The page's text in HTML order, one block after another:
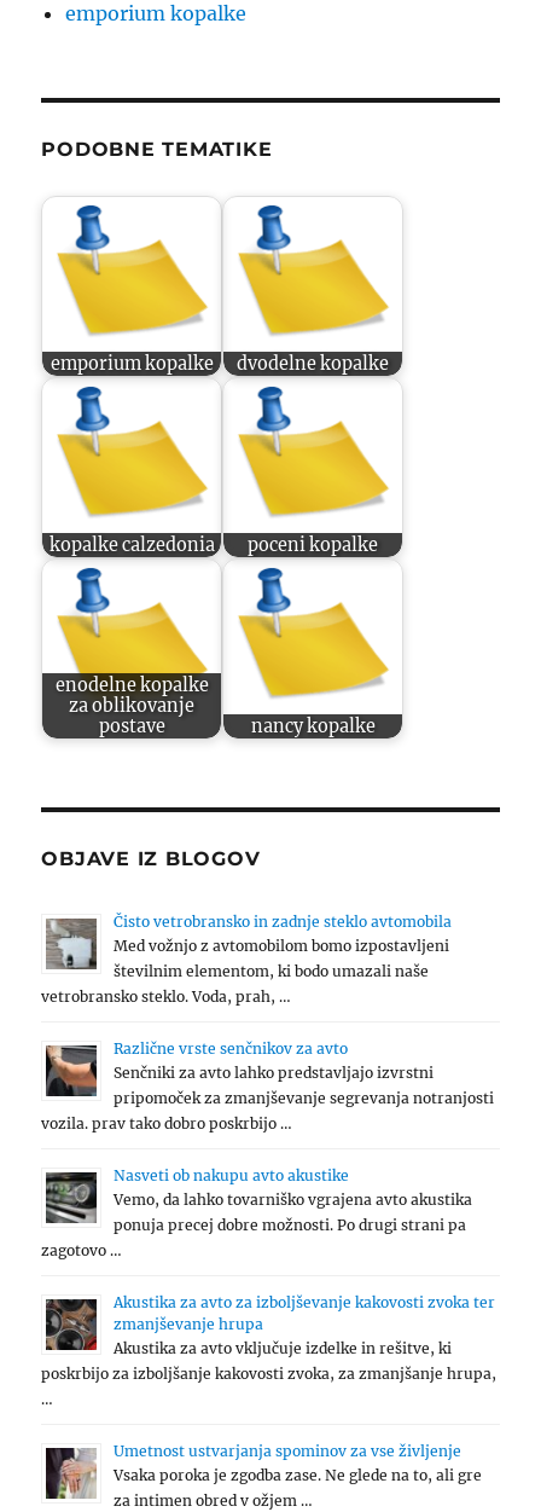
emporium kopalke
PODOBNE TEMATIKE
emporium kopalke dvodelne kopalke
kopalke calzedonia poceni kopalke
enodelne kopalke
za oblikovanje
postave
nancy kopalke
OBJAVE IZ BLOGOV
Čisto vetrobransko in zadnje steklo avtomobila
Med vožnjo z avtomobilom bomo izpostavljeni
številnim elementom, ki bodo umazali naše
vetrobransko steklo. Voda, prah, …
Različne vrste senčnikov za avto
Senčniki za avto lahko predstavljajo izvrstni
pripomoček za zmanjševanje segrevanja notranjosti
vozila. prav tako dobro poskrbijo …
Nasveti ob nakupu avto akustike
Vemo, da lahko tovarniško vgrajena avto akustika
ponuja precej dobre možnosti. Po drugi strani pa
zagotovo …
Akustika za avto za izboljševanje kakovosti zvoka ter
zmanjševanje hrupa
Akustika za avto vključuje izdelke in rešitve, ki
poskrbijo za izboljšanje kakovosti zvoka, za zmanjšanje hrupa,
…
Umetnost ustvarjanja spominov za vse življenje
Vsaka poroka je zgodba zase. Ne glede na to, ali gre
za intimen obred v ožjem …